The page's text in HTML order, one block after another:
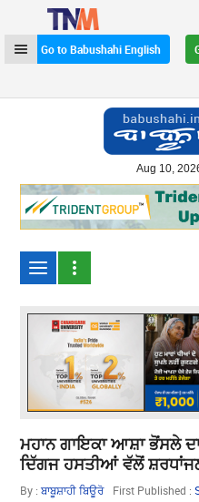
Go to Babushahi English
Aug 10,
ਮਹਾਨ ਗਾਇਕਾ ਆਸ਼ਾ ਭੋਂਸਲੇ
ਦਿੱਗਜ ਹਸਤੀਆਂ ਵੱਲੋਂ
By :ਬਾਬੂਸ਼ਾਹੀ ਬਿਊਰੋ First Published :